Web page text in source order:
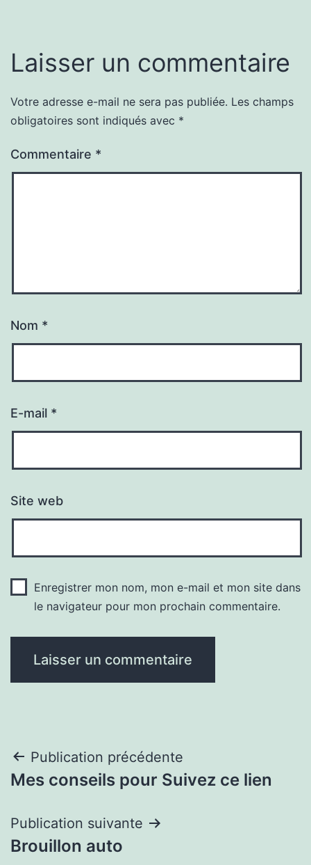
Laisser un commentaire
Votre adresse e-mail ne sera pas publiée. Les champs
obligatoires sont indiqués avec *
Commentaire *
Nom *
E-mail *
Site web
Enregistrer mon nom, mon e-mail et mon site dans
le navigateur pour mon prochain commentaire.
Navigation
de
l’article
Publication précédente
Mes conseils pour Suivez ce lien
Publication suivante
Brouillon auto